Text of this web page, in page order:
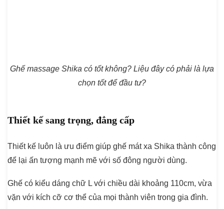
Ghế massage Shika có tốt không? Liệu đây có phải là lựa
chọn tốt để đầu tư?
Thiết kế sang trọng, đẳng cấp
Thiết kế luôn là ưu điểm giúp ghế mát xa Shika thành công
để lại ấn tượng mạnh mẽ với số đông người dùng.
Ghế có kiểu dáng chữ L với chiều dài khoảng 110cm, vừa
vặn với kích cỡ cơ thể của mọi thành viên trong gia đình.